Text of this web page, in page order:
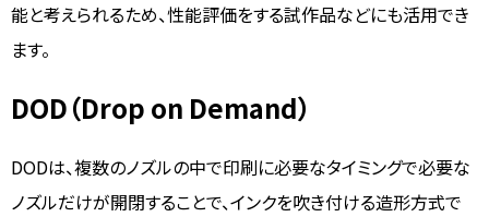
能と考えられるため、性能評価をする試作品などにも活用でき
ます。
DOD（Drop on Demand）
DODは、複数のノズルの中で印刷に必要なタイミングで必要な
ノズルだけが開閉することで、インクを吹き付ける造形方式で